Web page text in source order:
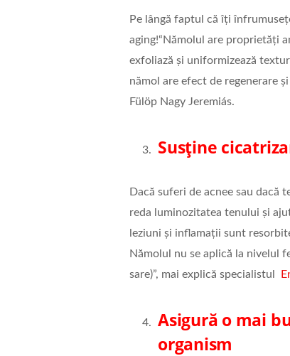
Pe lângă faptul că îți
aging!“Nămolul are proprietăţi
exfoliază și uniformizează
nămol are efect de regenerare
Fülöp Nagy Jeremiás.
Susține
Dacă suferi de acnee sau dacă
reda luminozitatea tenului și
leziuni și inflamații sunt
Nămolul nu se aplică la nivelul
sare)”, mai explică specialistul
Asigură o mai
organism